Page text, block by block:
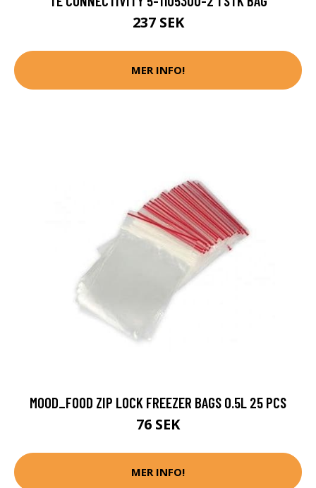
237 SEK
MER INFO!
MOOD_FOOD ZIP LOCK FREEZER BAGS 0.5L 25 PCS
76 SEK
MER INFO!